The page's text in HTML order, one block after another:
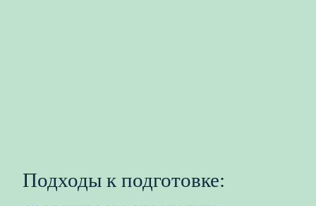
Подходы к подготовке: